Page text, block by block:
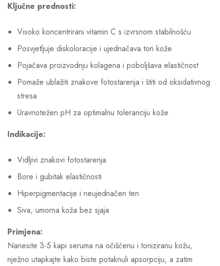
Ključne prednosti:
Visoko koncentrirani vitamin C s izvrsnom stabilnošću
Posvjetljuje diskoloracije i ujednačava ton kože
Pojačava proizvodnju kolagena i poboljšava elastičnost
Pomaže ublažiti znakove fotostarenja i štiti od oksidativnog
stresa
Uravnotežen pH za optimalnu toleranciju kože
Indikacije:
Vidljivi znakovi fotostarenja
Bore i gubitak elastičnosti
Hiperpigmentacije i neujednačen ten
Siva, umorna koža bez sjaja
Primjena:
Nanesite 3-5 kapi seruma na očišćenu i toniziranu kožu,
nježno utapkajte kako biste potaknuli apsorpciju, a zatim